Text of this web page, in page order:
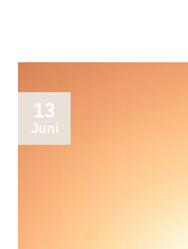
13
Juni